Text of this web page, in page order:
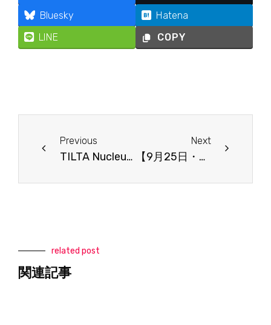
Bluesky
Hatena
LINE
COPY
Previous
TILTA Nucleus-M II ハンズオンウィーク 開催のお知らせ（7月22日〜25日）
Next
【9月25日・26日】SONY 新カメラ体験展示会 in J Studio 開催のお知らせ（PXW-Z300、FX2）
related post
関連記事